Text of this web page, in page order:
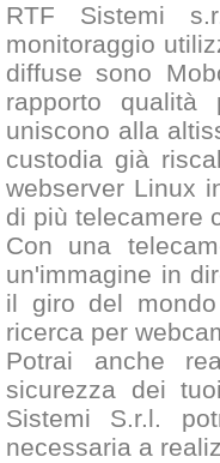
RTF Sistemi
monitoraggio
diffuse sono
rapporto qualità
uniscono alla
custodia già
webserver Linux
di più telecamere
Con una
un'immagine in
il giro del
ricerca per
Potrai anche
sicurezza dei
Sistemi S.r.l.
necessaria a